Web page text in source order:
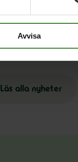
Avvisa
Läs alla nyheter